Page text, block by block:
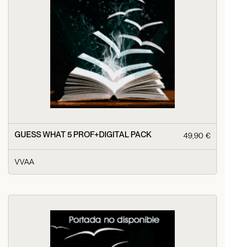
GUESS WHAT 5 PROF+DIGITAL PACK 49,90 €
VVAA